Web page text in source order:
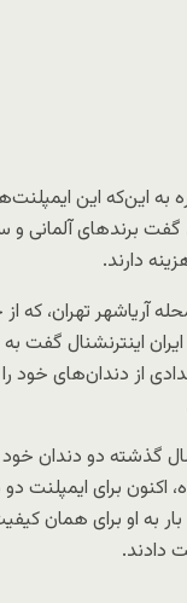
به این‌که این
برندهای آلمانی و
آریاشهر تهران، که
اینترنشنال گفت
از دندان‌های خود
اکنون برای ایمپلنت
دادند.